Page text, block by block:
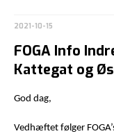
2021-10-15
FOGA Info
Kattegat og
God dag,
Vedhæftet følger